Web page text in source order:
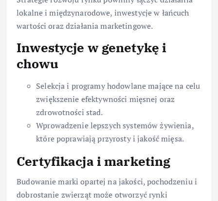
lokalne i międzynarodowe, inwestycje w łańcuch
wartości oraz działania marketingowe.
Inwestycje w genetykę i
chowu
Selekcja i programy hodowlane mające na celu
zwiększenie efektywności mięsnej oraz
zdrowotności stad.
Wprowadzenie lepszych systemów żywienia,
które poprawiają przyrosty i jakość mięsa.
Certyfikacja i marketing
Budowanie marki opartej na jakości, pochodzeniu i
dobrostanie zwierząt może otworzyć rynki